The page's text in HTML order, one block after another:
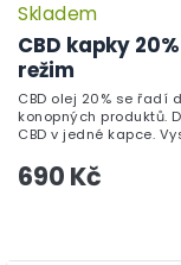
CBD kapky
režim
Skladem
690 Kč
CBD olej 20% se řadí
konopných produktů.
CBD v jedné kapce.